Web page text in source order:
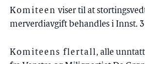
Komiteen viser til at
merverdiavgift behandles i Innst. 3
Komiteens flertall, alle